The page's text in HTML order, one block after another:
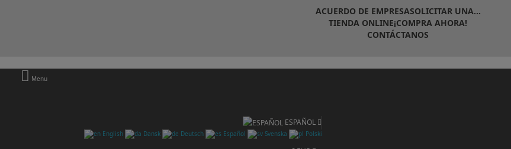
ACUERDO DE EMPRESASOLICITAR UNA...
TIENDA ONLINE¡COMPRA AHORA!
CONTÁCTANOS
Menu
ESPAÑOL
English Dansk Deutsch Español Svenska Polski